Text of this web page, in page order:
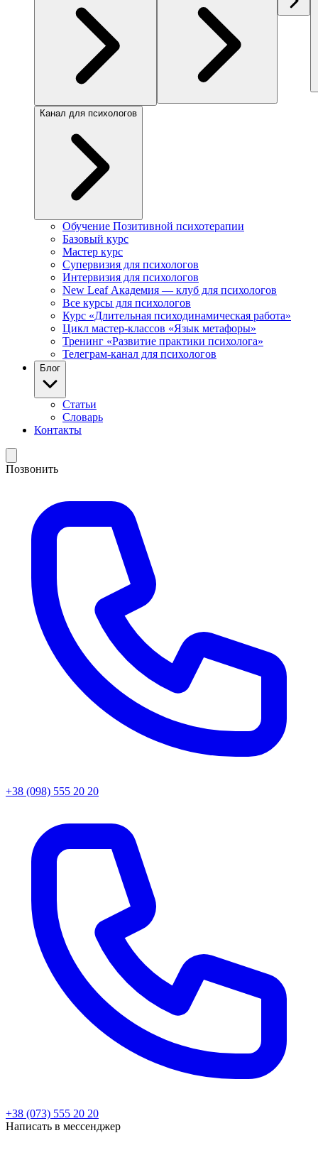
Канал для психологов
Обучение Позитивной психотерапии
Базовый курс
Мастер курс
Супервизия для психологов
Интервизия для психологов
New Leaf Академия — клуб для психологов
Все курсы для психологов
Курс «Длительная психодинамическая работа»
Цикл мастер-классов «Язык метафоры»
Тренинг «Развитие практики психолога»
Телеграм-канал для психологов
Блог
Статьи
Словарь
Контакты
Позвонить
+38 (098) 555 20 20
+38 (073) 555 20 20
Написать в мессенджер